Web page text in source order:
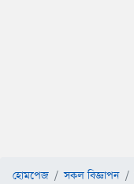
হোমপেজ সকল বিজ্ঞাপন